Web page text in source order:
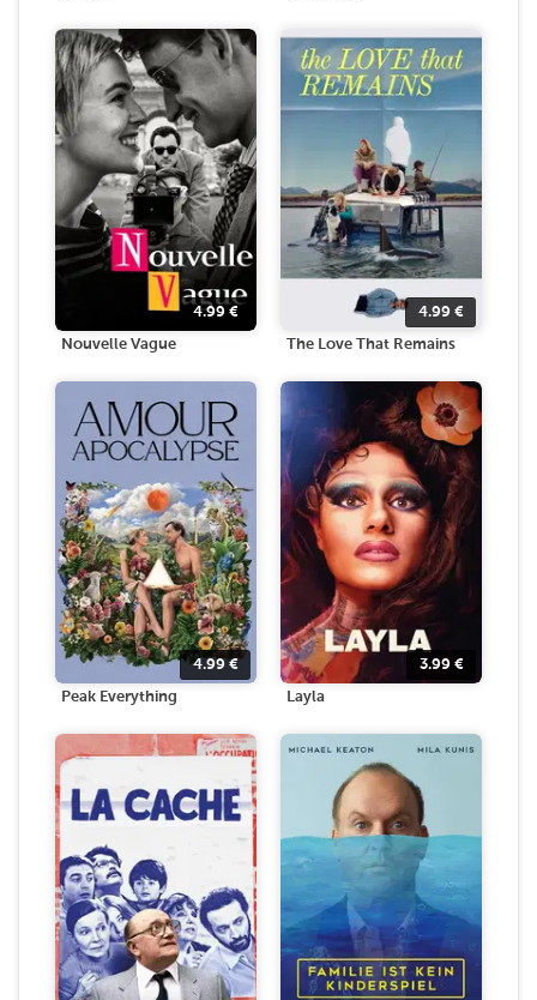
4.99 €
Nouvelle Vague
4.99 €
The Love That Remains
4.99€
Peak Everything
3.99 €
Layla